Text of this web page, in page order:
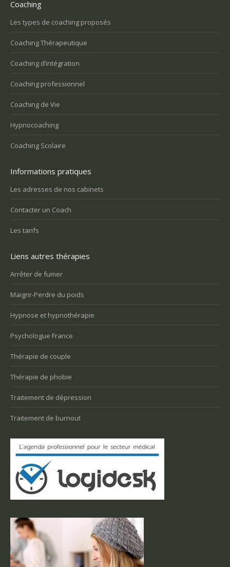
Coaching
Les types de coaching proposés
Coaching Thérapeutique
Coaching d’intégration
Coaching professionnel
Coaching de Vie
Hypnocoaching
Coaching Scolaire
Informations pratiques
Les adresses de nos cabinets
Contacter un Coach
Les tarifs
Liens autres thérapies
Arrêter de fumer
Maigrir-Perdre du poids
Hypnose et hypnothérapie
Psychologue France
Thérapie de couple
Thérapie de phobie
Traitement de dépression
Traitement de burnout